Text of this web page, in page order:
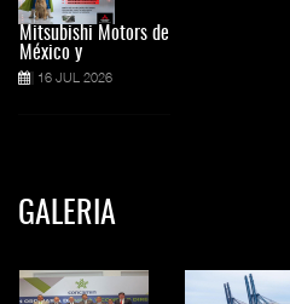
Mitsubishi Motors de
México y
16 JUL 2026
GALERIA